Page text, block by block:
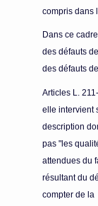
compris dans
Dans ce
des défauts
des défauts
Articles L.
elle intervient
description
pas "les
attendues du
résultant du
compter de la